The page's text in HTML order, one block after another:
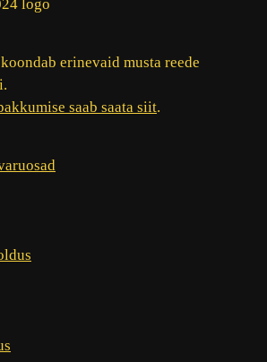
erinevaid musta reede
saab saata siit.